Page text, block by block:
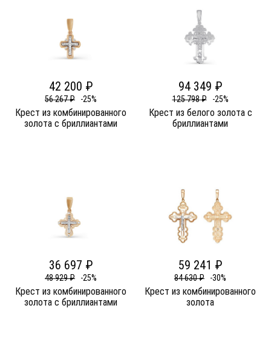
42 200 ₽
56 267 ₽ -25%
Крест из комбинированного
золота c бриллиантами
94 349 ₽
125 798 ₽ -25%
Крест из белого золота c
бриллиантами
36 697 ₽
48 929 ₽ -25%
Крест из комбинированного
золота c бриллиантами
59 241 ₽
84 630 ₽ -30%
Крест из комбинированного
золота